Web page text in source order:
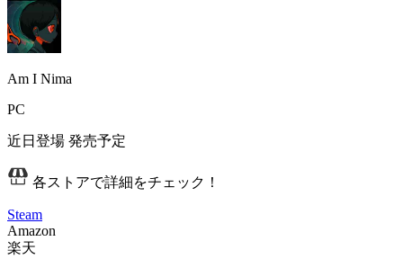
Am I Nima
PC
近日登場 発売予定
各ストアで詳細をチェック！
Steam
Amazon
楽天